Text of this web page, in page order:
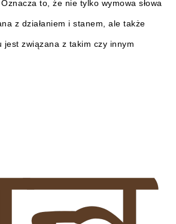
to, że nie tylko wymowa słowa
z działaniem i stanem, ale także
jest związana z takim czy innym